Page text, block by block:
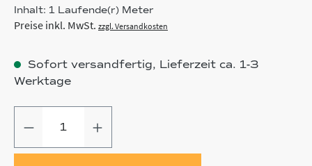
Inhalt: 1 Laufende(r) Meter
Preise inkl. MwSt. zzgl. Versandkosten
Sofort versandfertig, Lieferzeit ca. 1-3
Werktage